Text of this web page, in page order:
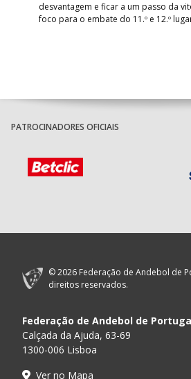
desvantagem e ficar a um passo da
foco para o embate do 11.º e 12.º
PATROCINADORES OFICIAIS
© 2026 Federação de Andebol de
direitos reservados.
Federação de Andebol de
Calçada da Ajuda, 63-69
1300-006 Lisboa
Ver no Mapa